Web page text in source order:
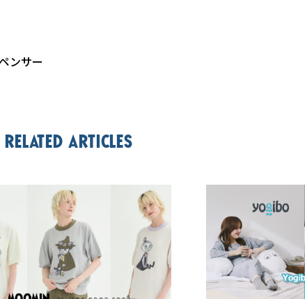
ンサー
Related articles